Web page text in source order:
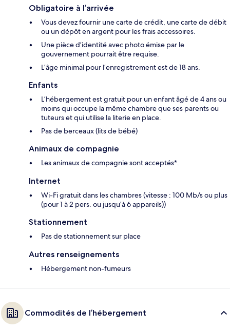
Obligatoire à l’arrivée
Vous devez fournir une carte de crédit, une carte de débit
ou un dépôt en argent pour les frais accessoires.
Une pièce d’identité avec photo émise par le
gouvernement pourrait être requise.
L’âge minimal pour l’enregistrement est de 18 ans.
Enfants
L’hébergement est gratuit pour un enfant âgé de 4 ans ou
moins qui occupe la même chambre que ses parents ou
tuteurs et qui utilise la literie en place.
Pas de berceaux (lits de bébé)
Animaux de compagnie
Les animaux de compagnie sont acceptés*.
Internet
Wi-Fi gratuit dans les chambres (vitesse : 100 Mb/s ou plus
(pour 1 à 2 pers. ou jusqu’à 6 appareils))
Stationnement
Pas de stationnement sur place
Autres renseignements
Hébergement non-fumeurs
Commodités de l’hébergement